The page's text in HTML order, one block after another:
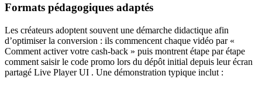
Formats pédagogiques adaptés
Les créateurs adoptent souvent une démarche didactique afin
d’optimiser la conversion : ils commencent chaque vidéo par «
Comment activer votre cash‑back » puis montrent étape par étape
comment saisir le code promo lors du dépôt initial depuis leur écran
partagé Live Player UI . Une démonstration typique inclut :